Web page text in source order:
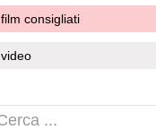
film consigliati
video